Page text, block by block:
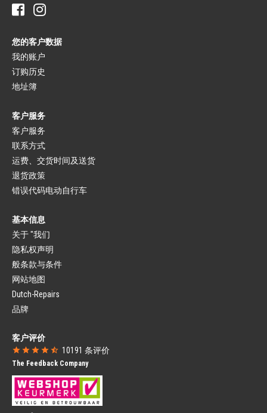
轮胎
自行车轮胎
胎垫
自行车补胎
行李架
裙网
行李架
自行车车座
车座
座管
座管底座
座套
叉
固定叉
避震前叉
挡泥板
挡泥板
挡泥板撑条
自行车挡泥板部件
链罩
封闭链罩
开放式链罩
自行车座
自行车前座
自行车座挡风玻璃
自行车篮
自行车篮
自行车篓
您的客户数据
我的账户
订购历史
地址簿
客户服务
客户服务
联系方式
运费、交货时间及送货
退货政策
错误代码电动自行车
基本信息
关于 "我们
隐私权声明
般条款与条件
网站地图
Dutch-Repairs
品牌
客户评价
10191 条评价
The Feedback Company